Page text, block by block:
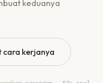
keduanya
cara kerjanya